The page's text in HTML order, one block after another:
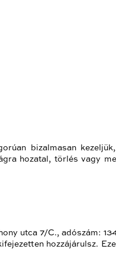
bizalmasan
hozatal, törlés vagy
utca 7/C., adószám:
hozzájárulsz.